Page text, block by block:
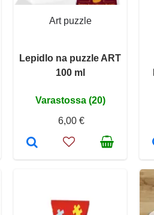
Art puzzle
Lepidlo na puzzle ART
100 ml
Varastossa (20)
6,00 €